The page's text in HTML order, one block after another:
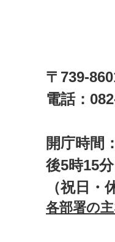
〒739-
電話：
開庁時間
後5時15
（祝日
各部署の